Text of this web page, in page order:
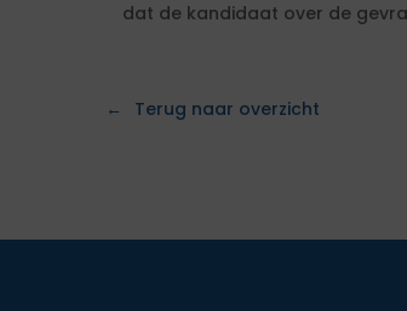
dat de kandidaat over de
Terug naar overzicht